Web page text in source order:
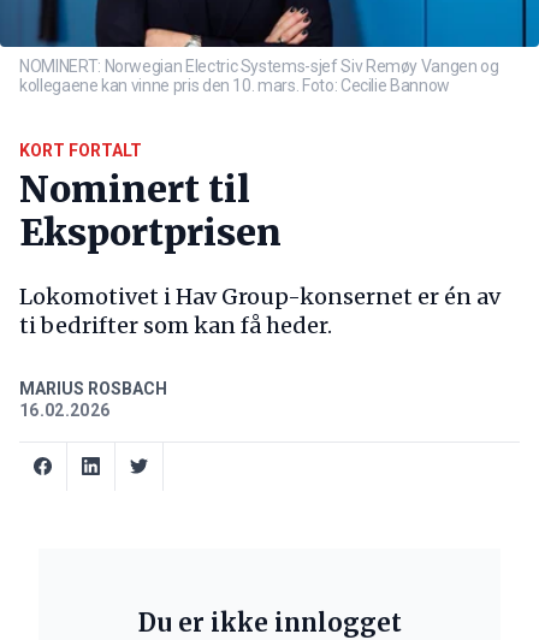
NOMINERT: Norwegian Electric Systems-sjef Siv Remøy Vangen og
kollegaene kan vinne pris den 10. mars. Foto: Cecilie Bannow
KORT FORTALT
Nominert til
Eksportprisen
Lokomotivet i Hav Group-konsernet er én av
ti bedrifter som kan få heder.
MARIUS ROSBACH
16.02.2026
Du er ikke innlogget